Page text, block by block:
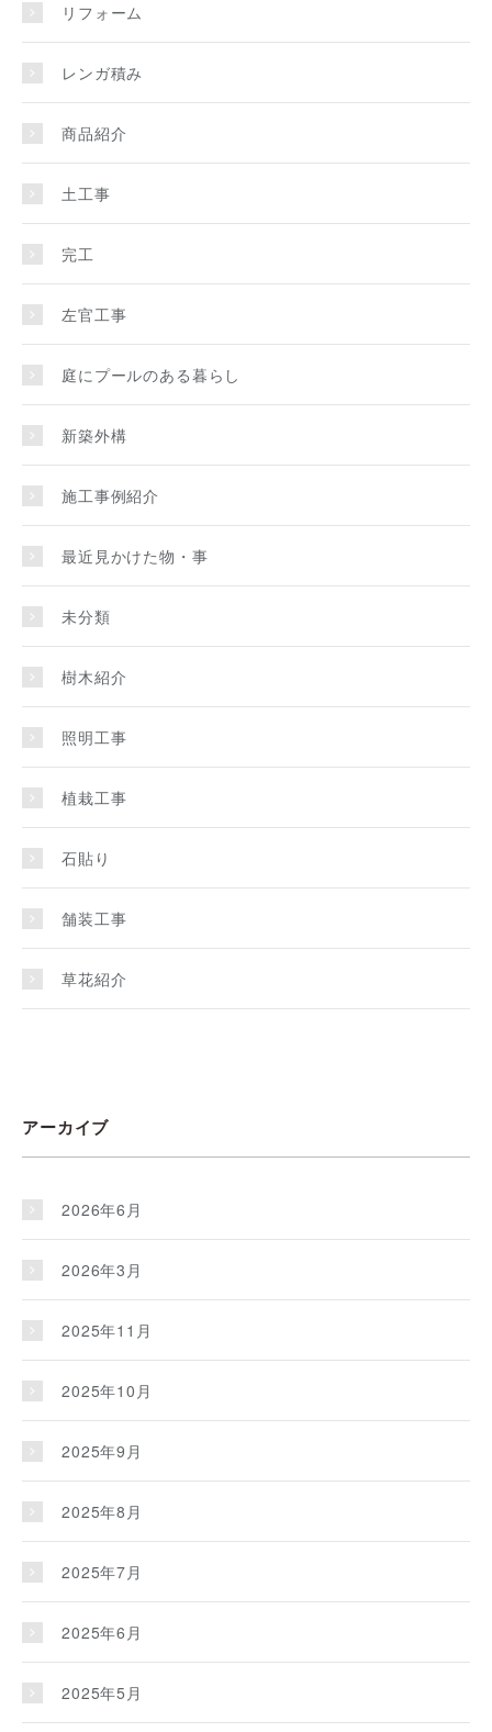
リフォーム
レンガ積み
商品紹介
土工事
完工
左官工事
庭にプールのある暮らし
新築外構
施工事例紹介
最近見かけた物・事
未分類
樹木紹介
照明工事
植栽工事
石貼り
舗装工事
草花紹介
アーカイブ
2026年6月
2026年3月
2025年11月
2025年10月
2025年9月
2025年8月
2025年7月
2025年6月
2025年5月